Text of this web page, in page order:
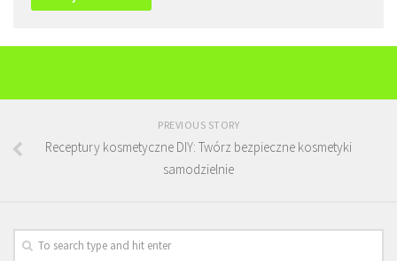
PREVIOUS STORY
Receptury kosmetyczne DIY: Twórz bezpieczne kosmetyki
samodzielnie